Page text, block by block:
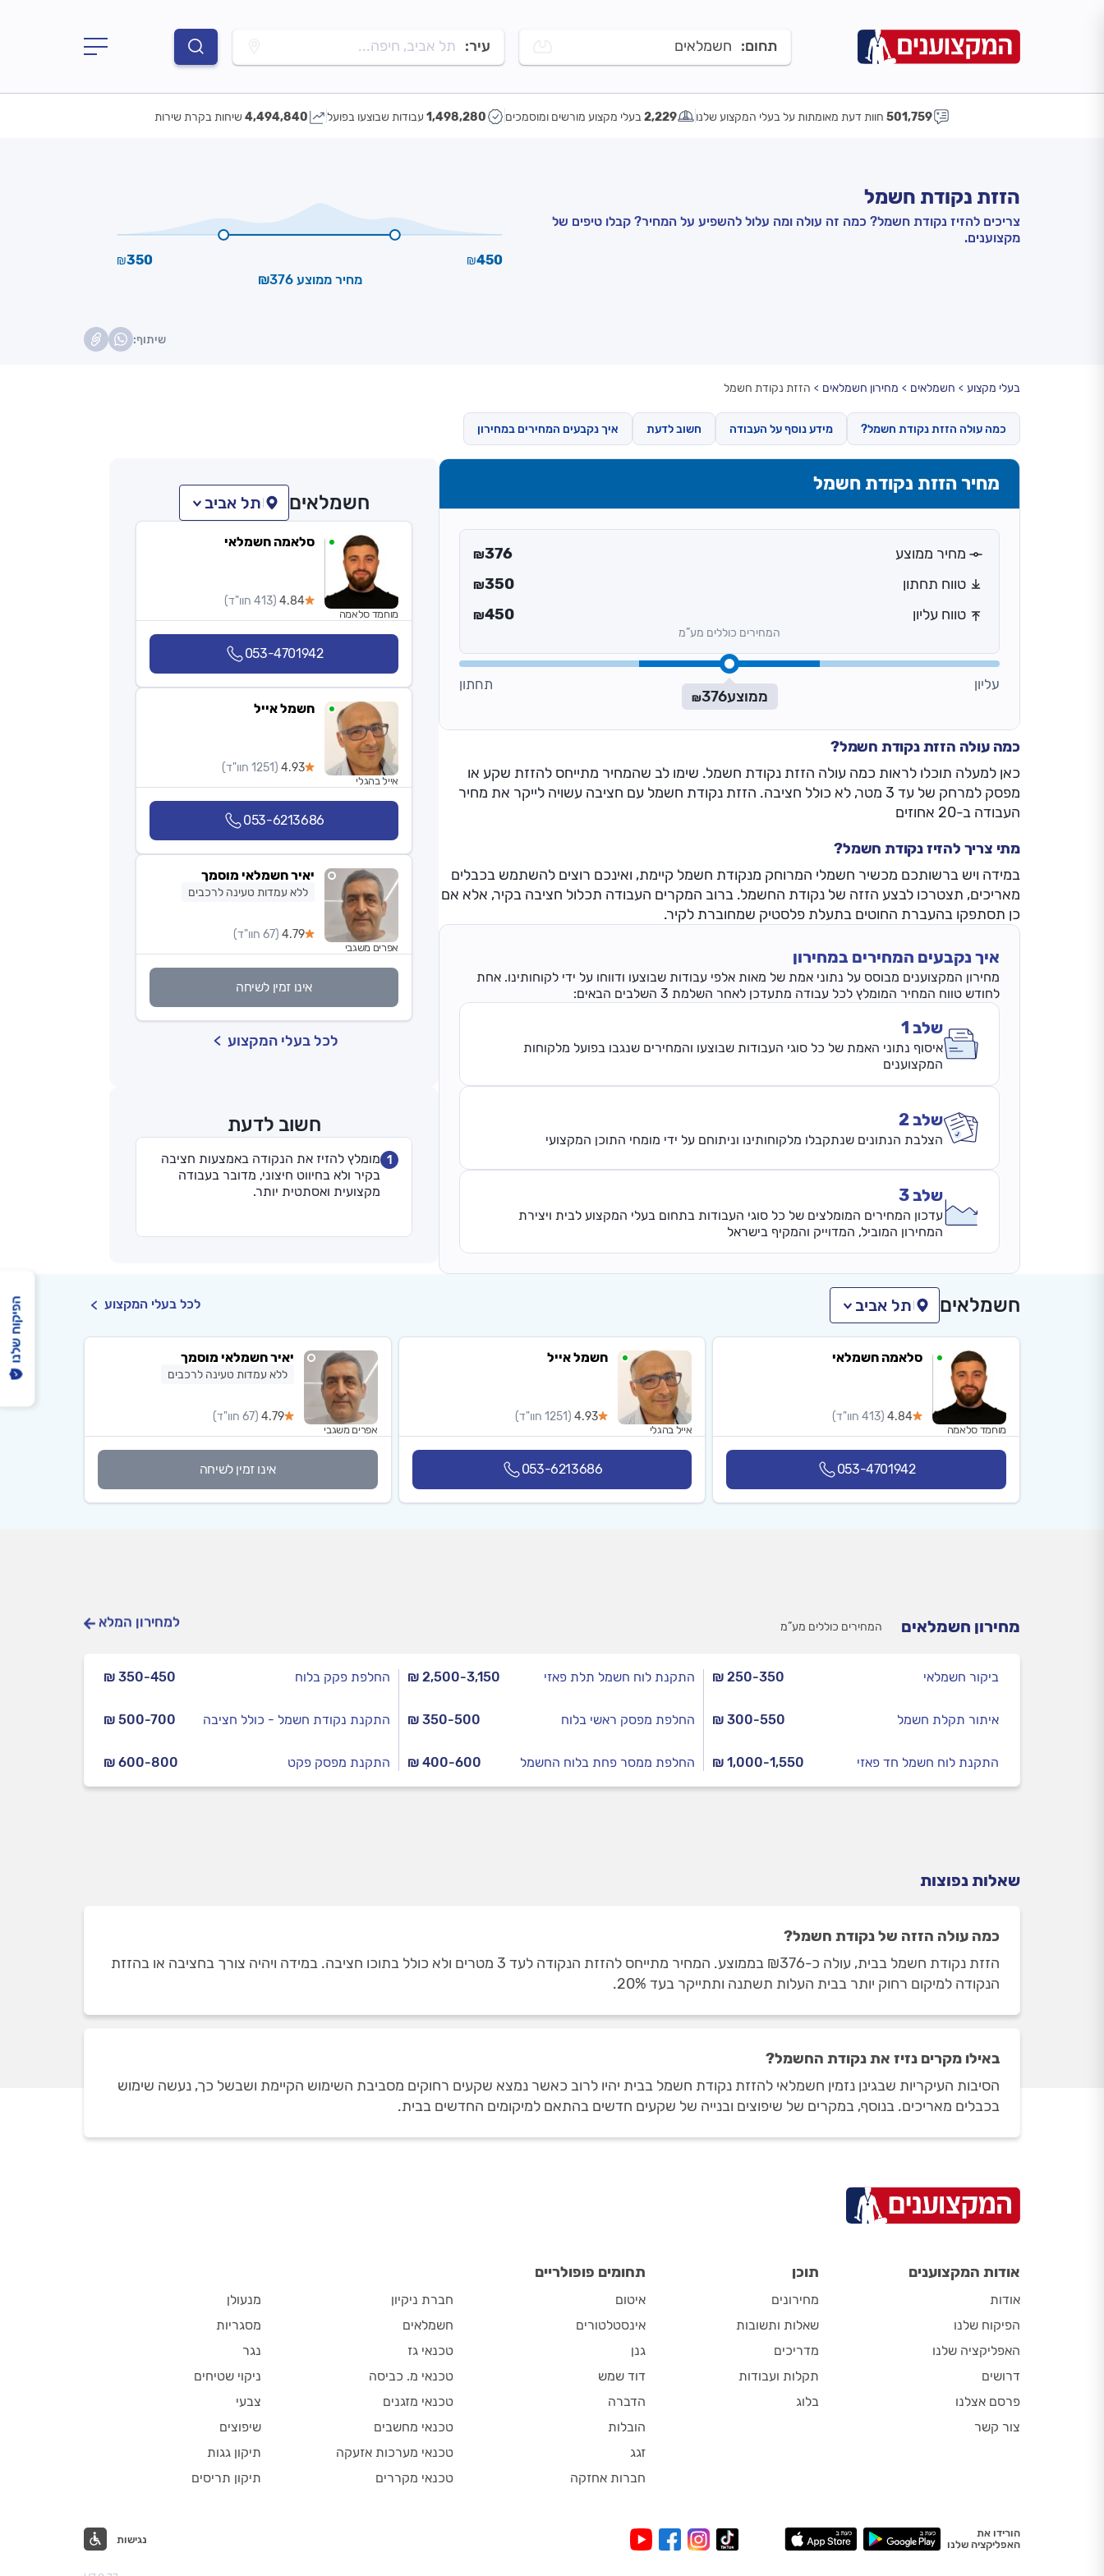
תחום: חשמלאים עיר: תל אביב, חיפה...
501,759 חוות דעת מאומתות על בעלי המקצוע שלנו 2,229 בעלי מקצוע מורשים ומוסמכים 1,498,280 עבודות שבוצעו בפועל 4,494,840 שיחות בקרת שירות
הזזת נקודת חשמל
צריכים להזיז נקודת חשמל? כמה זה עולה ומה עלול להשפיע על המחיר? קבלו טיפים של
מקצוענים.
₪450
₪350
מחיר ממוצע ₪376
שיתוף:
בעלי מקצוע חשמלאים מחירון חשמלאים הזזת נקודת חשמל
כמה עולה הזזת נקודת חשמל? מידע נוסף על העבודה חשוב לדעת איך נקבעים המחירים במחירון
מחיר הזזת נקודת חשמל
מחיר ממוצע ₪376
טווח תחתון
₪350
טווח עליון
₪450
המחירים כוללים מע”מ
עליון
ממוצע ₪376
תחתון
כמה עולה הזזת נקודת חשמל?
כאן למעלה תוכלו לראות כמה עולה הזזת נקודת חשמל. שימו לב שהמחיר מתייחס להזזת שקע או
מפסק למרחק של עד 3 מטר, לא כולל חציבה. הזזת נקודת חשמל עם חציבה עשויה לייקר את מחיר
העבודה ב-20 אחוזים
מתי צריך להזיז נקודת חשמל?
במידה ויש ברשותכם מכשיר חשמלי המרוחק מנקודת חשמל קיימת, ואינכם רוצים להשתמש בכבלים
מאריכים, תצטרכו לבצע הזזה של נקודת החשמל. ברוב המקרים העבודה תכלול חציבה בקיר, אלא אם
כן תסתפקו בהעברת החוטים בתעלת פלסטיק שמחוברת לקיר.
איך נקבעים המחירים במחירון
מחירון המקצוענים מבוסס על נתוני אמת של מאות אלפי עבודות שבוצעו ודווחו על ידי לקוחותינו. אחת
לחודש טווח המחיר המומלץ לכל עבודה מתעדכן לאחר השלמת 3 השלבים הבאים:
שלב 1
איסוף נתוני האמת של כל סוגי העבודות שבוצעו והמחירים שנגבו בפועל מלקוחות
המקצוענים
שלב 2
הצלבת הנתונים שנתקבלו מלקוחותינו וניתוחם על ידי מומחי התוכן המקצועי
שלב 3
עדכון המחירים המומלצים של כל סוגי העבודות בתחום בעלי המקצוע לבית ויצירת
המחירון המוביל, המדוייק והמקיף בישראל
חשמלאים תל אביב
סלאמה חשמלאי
4.84 (413 חוו"ד)
מוחמד סלאמה
053-4701942
חשמל אייל
4.93 (1251 חוו"ד)
אייל בהגלי
053-6213686
יאיר חשמלאי מוסמך
ללא עמדות טעינה לרכבים
4.79 (67 חוו"ד)
אפרים משגבי
אינו זמין לשיחה
לכל בעלי המקצוע
חשוב לדעת
1 מומלץ להזיז את הנקודה באמצעות חציבה
בקיר ולא בחיווט חיצוני, מדובר בעבודה
מקצועית ואסתטית יותר.
חשמלאים תל אביב לכל בעלי המקצוע
סלאמה חשמלאי
4.84 (413 חוו"ד)
מוחמד סלאמה
053-4701942
חשמל אייל
4.93 (1251 חוו"ד)
אייל בהגלי
053-6213686
יאיר חשמלאי מוסמך
ללא עמדות טעינה לרכבים
4.79 (67 חוו"ד)
אפרים משגבי
אינו זמין לשיחה
מחירון חשמלאים המחירים כוללים מע”מ למחירון המלא
₪ 250-350 ביקור חשמלאי
₪ 300-550 איתור תקלת חשמל
₪ 1,000-1,550 התקנת לוח חשמל חד פאזי
₪ 2,500-3,150 התקנת לוח חשמל תלת פאזי
₪ 350-500 החלפת מפסק ראשי בלוח
₪ 400-600 החלפת ממסר פחת בלוח החשמל
₪ 350-450 החלפת פקק בלוח
₪ 500-700 התקנת נקודת חשמל - כולל חציבה
₪ 600-800 התקנת מפסק פקט
שאלות נפוצות
כמה עולה הזזה של נקודת חשמל?
הזזת נקודת חשמל בבית, עולה כ-₪376 בממוצע. המחיר מתייחס להזזת הנקודה לעד 3 מטרים ולא כולל בתוכו חציבה. במידה ויהיה צורך בחציבה או בהזזת
הנקודה למיקום רחוק יותר בבית העלות תשתנה ותתייקר בעד 20%.
באילו מקרים נזיז את נקודת החשמל?
הסיבות העיקריות שבגינן נזמין חשמלאי להזזת נקודת חשמל בבית יהיו לרוב כאשר נמצא שקעים רחוקים מסביבת השימוש הקיימת ושבשל כך, נעשה שימוש
בכבלים מאריכים. בנוסף, במקרים של שיפוצים ובנייה של שקעים חדשים בהתאם למיקומים החדשים בבית.
אודות המקצוענים
אודות
הפיקוח שלנו
האפליקציה שלנו
דרושים
פרסם אצלנו
צור קשר
תוכן
מחירונים
שאלות ותשובות
מדריכים
תקלות ועבודות
בלוג
תחומים פופולריים
איטום
אינסטלטורים
גנן
דוד שמש
הדברה
הובלות
זגג
חברות אחזקה
חברת ניקיון
חשמלאים
טכנאי גז
טכנאי מ. כביסה
טכנאי מזגנים
טכנאי מחשבים
טכנאי מערכות אזעקה
טכנאי מקררים
מנעולן
מסגריות
נגר
ניקוי שטיחים
צבעי
שיפוצים
תיקון גגות
תיקון תריסים
הורידו את
האפליקציה שלנו
נגישות
הפיקוח שלנו